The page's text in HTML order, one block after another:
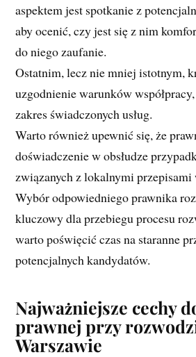
aspektem jest spotkanie z
aby ocenić, czy jest się z nim
do niego zaufanie.
Ostatnim, lecz nie mniej istotnym,
uzgodnienie warunków
zakres świadczonych usług.
Warto również upewnić się, że
doświadczenie w obsłudze
związanych z lokalnymi przepisami
Wybór odpowiedniego prawnika
kluczowy dla przebiegu procesu
warto poświęcić czas na staranne
potencjalnych kandydatów.
Najważniejsze cechy
prawnej przy
Warszawie